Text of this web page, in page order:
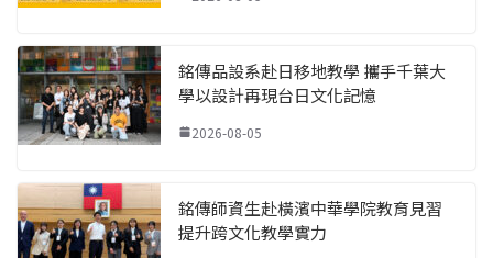
銘傳品設系赴日移地教學 攜手千葉大
學以設計再現台日文化記憶
2026-08-05
銘傳師資生赴橫濱中華學院教育見習
提升跨文化教學實力